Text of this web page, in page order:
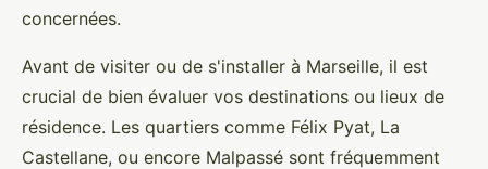
concernées.
Avant de visiter ou de s'installer à Marseille, il est
crucial de bien évaluer vos destinations ou lieux de
résidence. Les quartiers comme Félix Pyat, La
Castellane, ou encore Malpassé sont fréquemment